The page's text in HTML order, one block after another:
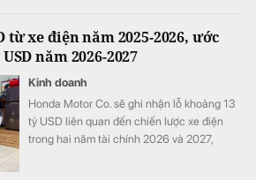
từ xe điện năm 2025-2026, ước
năm 2026-2027
Kinh doanh
Honda Motor Co. sẽ ghi nhận lỗ khoảng 13
tỷ USD liên quan đến chiến lược xe điện
trong hai năm tài chính 2026 và 2027,